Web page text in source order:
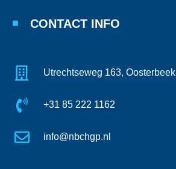
CONTACT INFO
Utrechtseweg 163, Oosterbeek
+31 85 222 1162
info@nbchgp.nl